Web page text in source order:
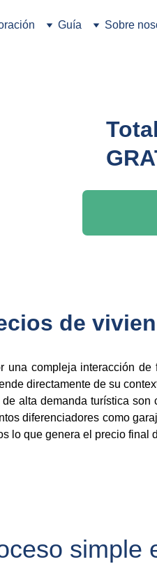
Guía Sobre
de
una compleja interacción
directamente de su
alta demanda turística son
diferenciadores como
lo que genera el precio final
simple